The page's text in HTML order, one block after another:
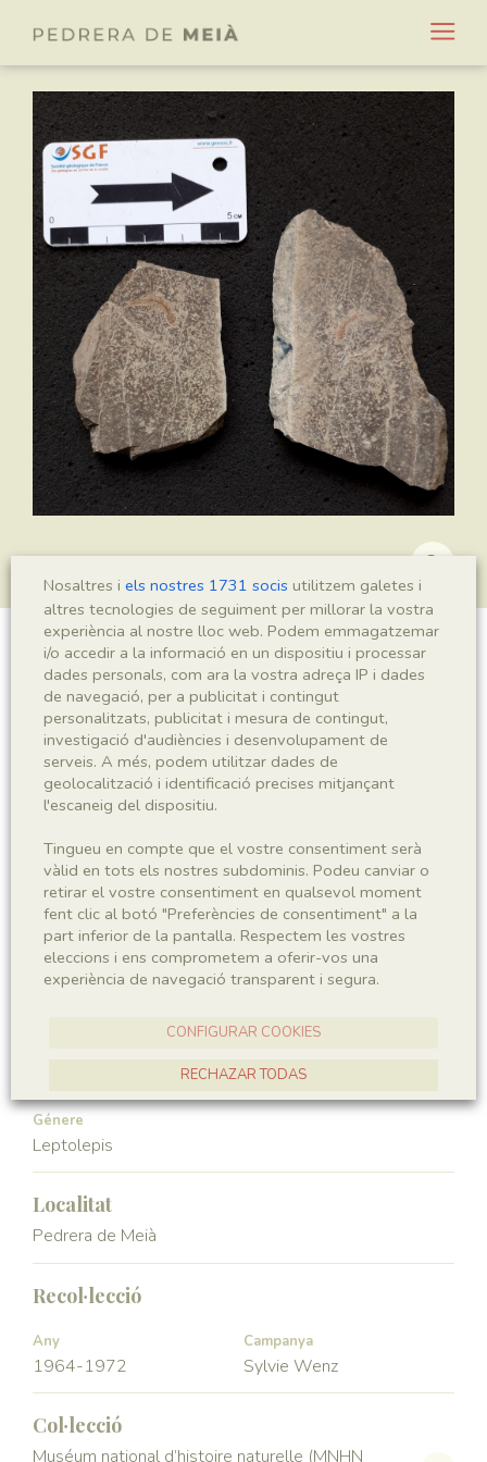
Leptolepis crusafonti
Sigla
MSE 466 a-b
Taxonomia
Regne
Animalia
Phyllum
Chordata
Subphyllum
Vertebrata
Classe
Actinopterygii
Leptolepidae
Génere
Leptolepis
Localitat
Pedrera de Meià
Recol·lecció
Any
1964-1972
Campanya
Sylvie Wenz
Col·lecció
Muséum national d’histoire naturelle (MNHN
Nosaltres i els nostres 1731 socis utilitzem galetes i
altres tecnologies de seguiment per millorar la vostra
experiència al nostre lloc web. Podem emmagatzemar
i/o accedir a la informació en un dispositiu i processar
dades personals, com ara la vostra adreça IP i dades
de navegació, per a publicitat i contingut
personalitzats, publicitat i mesura de contingut,
investigació d'audiències i desenvolupament de
serveis. A més, podem utilitzar dades de
geolocalització i identificació precises mitjançant
l'escaneig del dispositiu.
Tingueu en compte que el vostre consentiment serà
vàlid en tots els nostres subdominis. Podeu canviar o
retirar el vostre consentiment en qualsevol moment
fent clic al botó "Preferències de consentiment" a la
part inferior de la pantalla. Respectem les vostres
eleccions i ens comprometem a oferir-vos una
experiència de navegació transparent i segura.
CONFIGURAR COOKIES
RECHAZAR TODAS
ACCEPTAR TOTES